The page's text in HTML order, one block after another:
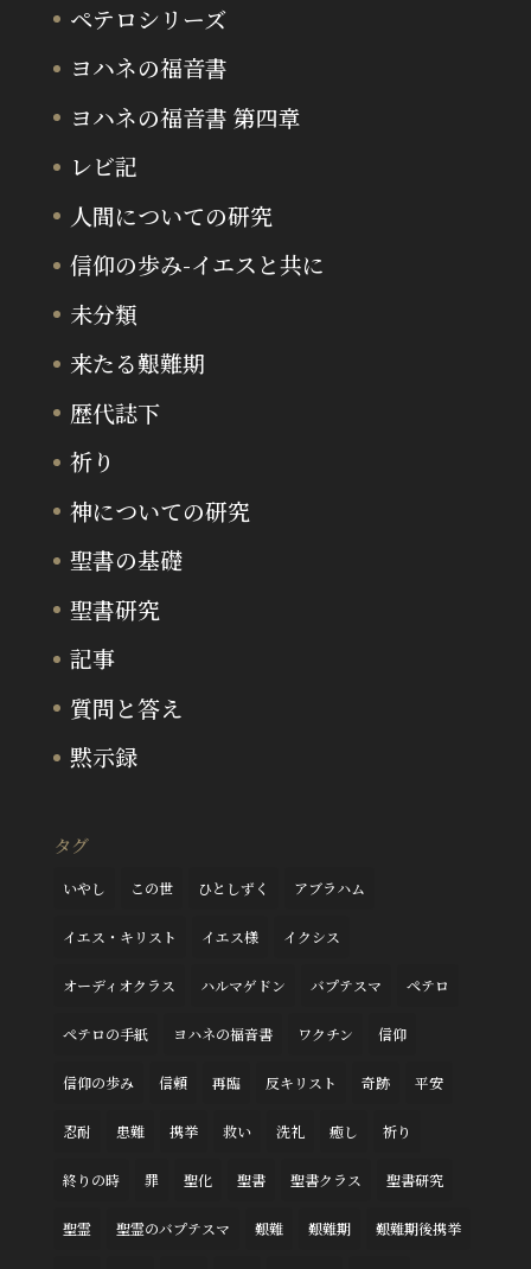
ペテロシリーズ
ヨハネの福音書
ヨハネの福音書 第四章
レビ記
人間についての研究
信仰の歩み-イエスと共に
未分類
来たる艱難期
歴代誌下
祈り
神についての研究
聖書の基礎
聖書研究
記事
質問と答え
黙示録
タグ
いやし この世 ひとしずく アブラハム
イエス・キリスト イエス様 イクシス
オーディオクラス ハルマゲドン バプテスマ ペテロ
ペテロの手紙 ヨハネの福音書 ワクチン 信仰
信仰の歩み 信頼 再臨 反キリスト 奇跡 平安
忍耐 患難 携挙 救い 洗礼 癒し 祈り
終りの時 罪 聖化 聖書 聖書クラス 聖書研究
聖霊 聖霊のバプテスマ 艱難 艱難期 艱難期後携挙